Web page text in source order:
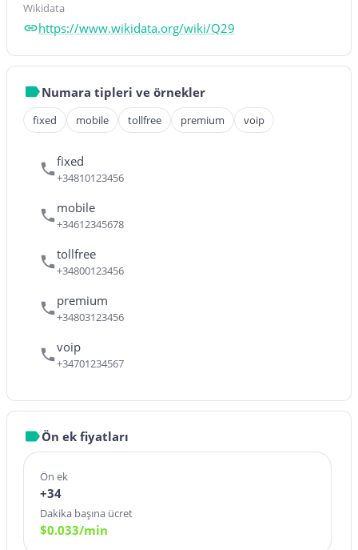
Wikidata
https://www.wikidata.org/wiki/Q29
Numara tipleri ve örnekler
fixed mobile tollfree premium voip
fixed
+34810123456
mobile
+34612345678
tollfree
+34800123456
premium
+34803123456
voip
+34701234567
Ön ek fiyatları
Ön ek
+34
Dakika başına ücret
$0.033/min